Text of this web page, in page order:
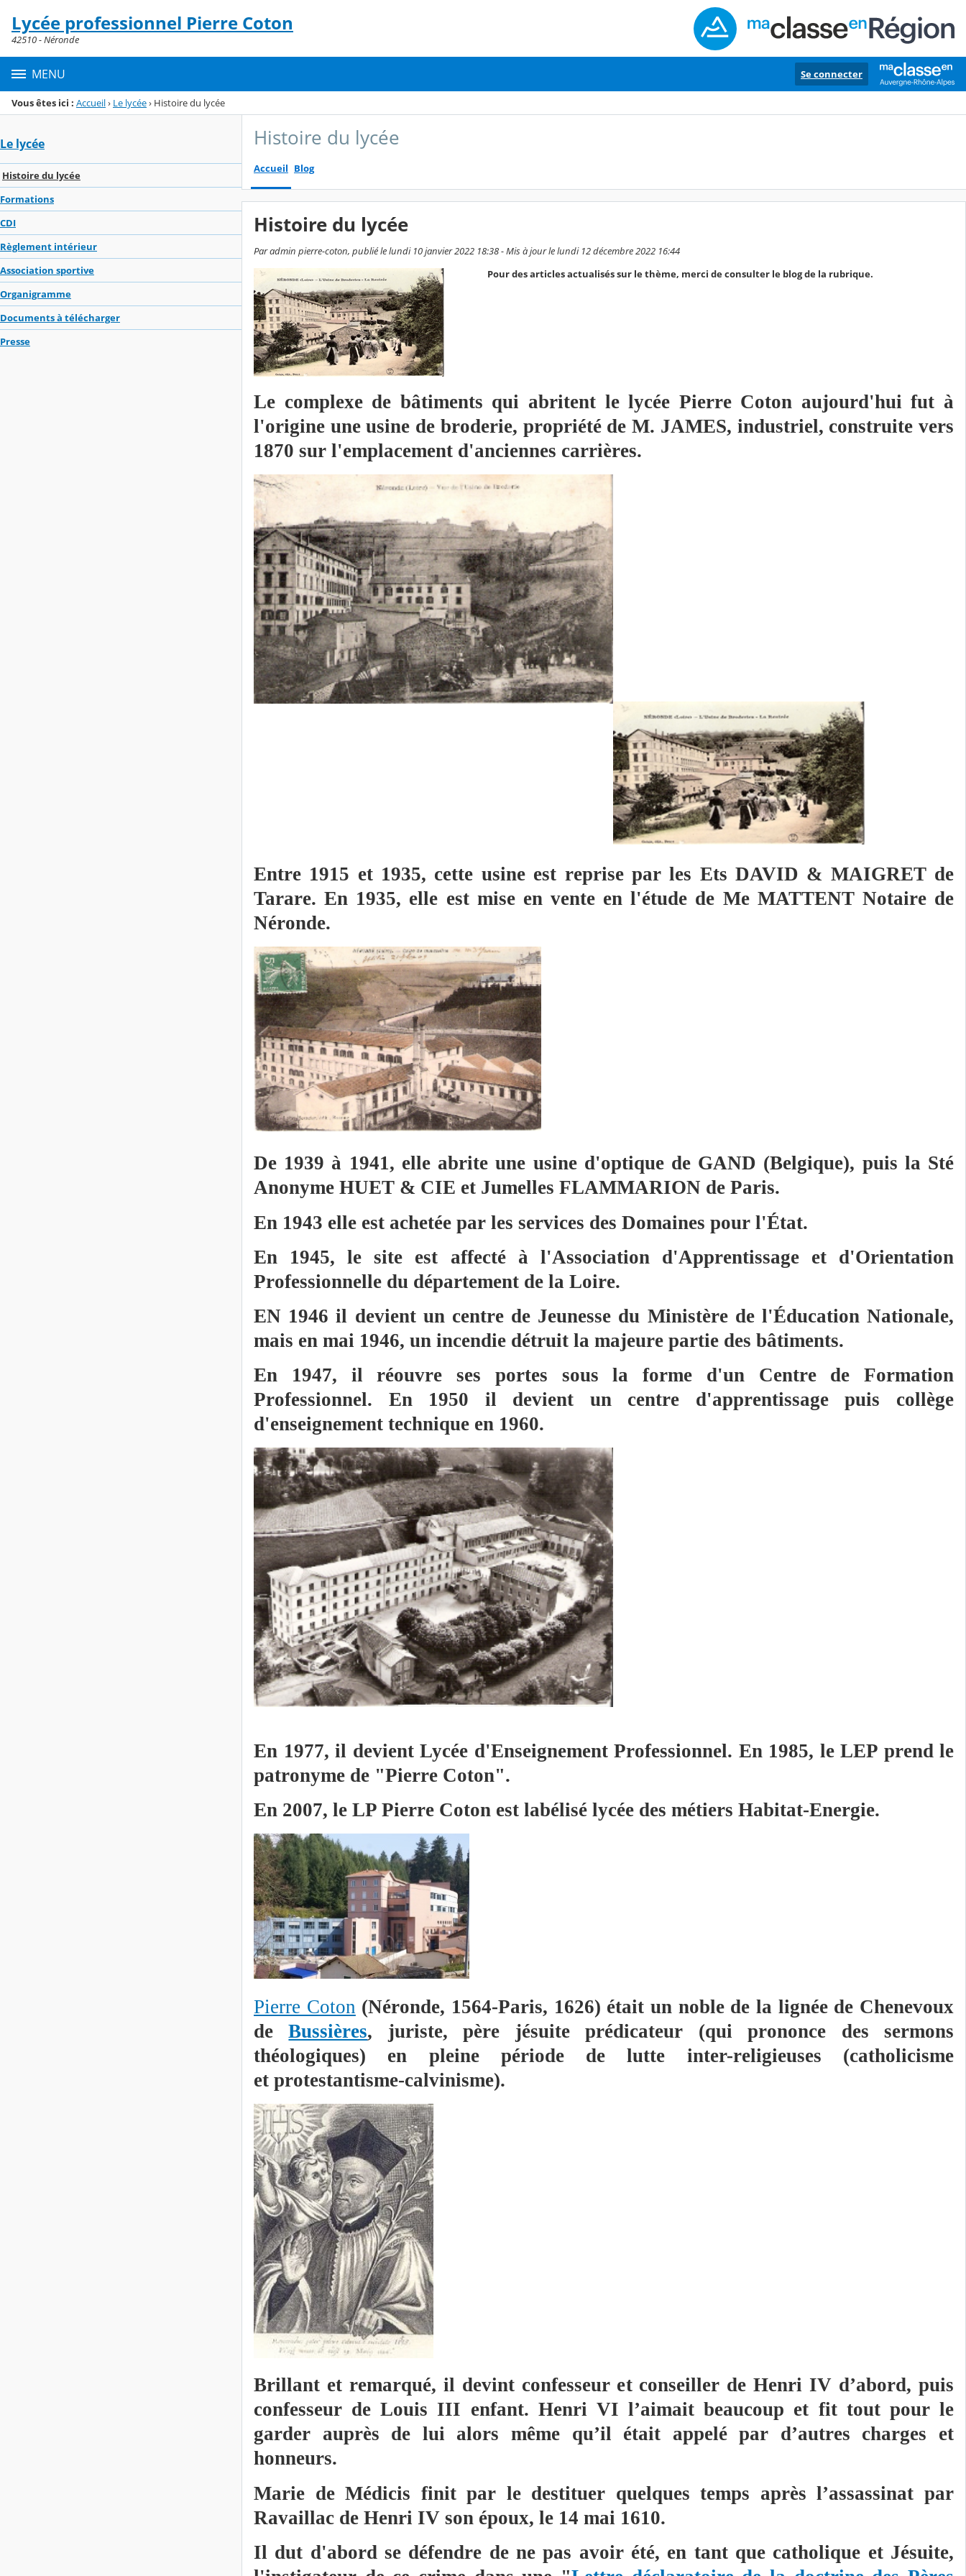
Menu de la rubrique
Contenu
Lycée professionnel Pierre Coton
42510 - Néronde
MENU Se connecter
Vous êtes ici : Accueil› Le lycée› Histoire du lycée
Le lycée
Histoire du lycée
Formations
CDI
Règlement intérieur
Association sportive
Organigramme
Documents à télécharger
Presse
Histoire du lycée
Accueil Blog
Histoire du lycée
Par admin pierre-coton, publié le lundi 10 janvier 2022 18:38 - Mis à jour le lundi 12 décembre 2022 16:44
Pour des articles actualisés sur le thème, merci de consulter le blog de la rubrique.
Le complexe de bâtiments qui abritent le lycée Pierre Coton aujourd'hui fut à
l'origine une usine de broderie, propriété de M. JAMES, industriel, construite vers
1870 sur l'emplacement d'anciennes carrières.
Entre 1915 et 1935, cette usine est reprise par les Ets DAVID & MAIGRET de
Tarare. En 1935, elle est mise en vente en l'étude de Me MATTENT Notaire de
Néronde.
De 1939 à 1941, elle abrite une usine d'optique de GAND (Belgique), puis la Sté
Anonyme HUET & CIE et Jumelles FLAMMARION de Paris.
En 1943 elle est achetée par les services des Domaines pour l'État.
En 1945, le site est affecté à l'Association d'Apprentissage et d'Orientation
Professionnelle du département de la Loire.
EN 1946 il devient un centre de Jeunesse du Ministère de l'Éducation Nationale,
mais en mai 1946, un incendie détruit la majeure partie des bâtiments.
En 1947, il réouvre ses portes sous la forme d'un Centre de Formation
Professionnel. En 1950 il devient un centre d'apprentissage puis collège
d'enseignement technique en 1960.
En 1977, il devient Lycée d'Enseignement Professionnel. En 1985, le LEP prend le
patronyme de "Pierre Coton".
En 2007, le LP Pierre Coton est labélisé lycée des métiers Habitat-Energie.
Pierre Coton (Néronde, 1564-Paris, 1626) était un noble de la lignée de Chenevoux
deBussières, juriste, père jésuite prédicateur (qui prononce des sermons
théologiques) en pleine période de lutte inter-religieuses (catholicisme
et protestantisme-calvinisme).
Brillant et remarqué, il devint confesseur et conseiller de Henri IV d’abord, puis
confesseur de Louis III enfant. Henri VI l’aimait beaucoup et fit tout pour le
garder auprès de lui alors même qu’il était appelé par d’autres charges et
honneurs.
Marie de Médicis finit par le destituer quelques temps après l’assassinat par
Ravaillac de Henri IV son époux, le 14 mai 1610.
Il dut d'abord se défendre de ne pas avoir été, en tant que catholique et Jésuite,